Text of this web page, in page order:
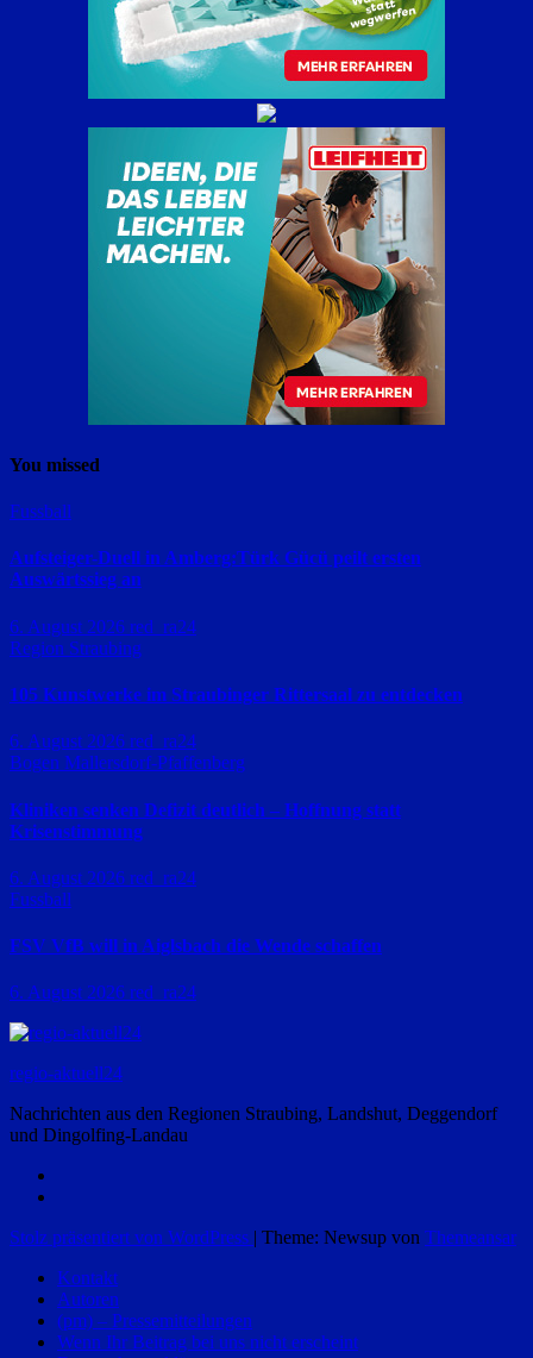
You missed
Fussball
Aufsteiger-Duell in Amberg:Türk Gücü peilt ersten
Auswärtssieg an
6. August 2026 red_ra24
Region Straubing
105 Kunstwerke im Straubinger Rittersaal zu entdecken
6. August 2026 red_ra24
Bogen Mallersdorf-Pfaffenberg
Kliniken senken Defizit deutlich – Hoffnung statt
Krisenstimmung
6. August 2026 red_ra24
Fussball
FSV VfB will in Aiglsbach die Wende schaffen
6. August 2026 red_ra24
regio-aktuell24
Nachrichten aus den Regionen Straubing, Landshut, Deggendorf
und Dingolfing-Landau
Stolz präsentiert von WordPress | Theme: Newsup von Themeansar
Kontakt
Autoren
(pm) – Pressemitteilungen
Wenn Ihr Beitrag bei uns nicht erscheint